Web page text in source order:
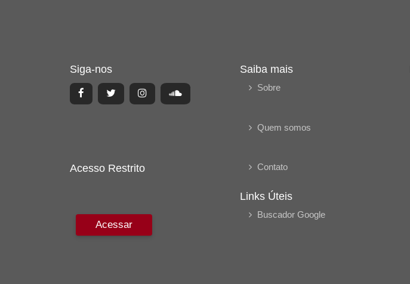
Siga-nos
Acesso Restrito
Acessar
Saiba mais
Sobre
Quem somos
Contato
Links Úteis
Buscador Google